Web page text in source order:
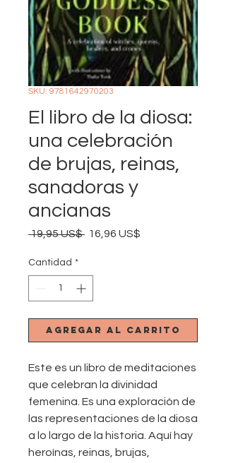
SKU: 9781642970203
El libro de la diosa:
una celebración
de brujas, reinas,
sanadoras y
ancianas
19,95 US$ Precio
16,96 US$
Cantidad *
Agregar al carrito
Este es un libro de meditaciones
que celebran la divinidad
femenina. Es una exploración de
las representaciones de la diosa
a lo largo de la historia. Aquí hay
heroínas, reinas, brujas,